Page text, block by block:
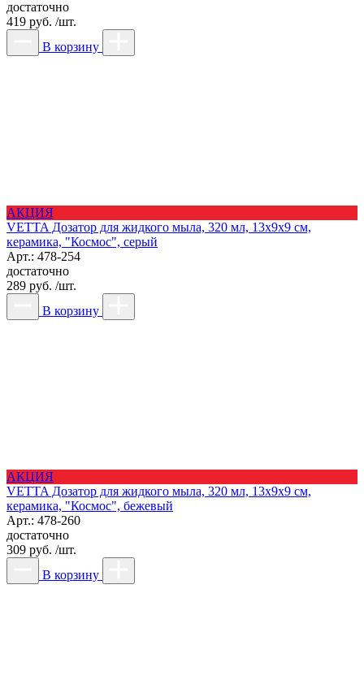
достаточно
419 руб. /шт.
В корзину
АКЦИЯ
VETTA Дозатор для жидкого мыла, 320 мл, 13x9x9 см,
керамика, "Космос", серый
Арт.: 478-254
достаточно
289 руб. /шт.
В корзину
АКЦИЯ
VETTA Дозатор для жидкого мыла, 320 мл, 13x9x9 см,
керамика, "Космос", бежевый
Арт.: 478-260
достаточно
309 руб. /шт.
В корзину